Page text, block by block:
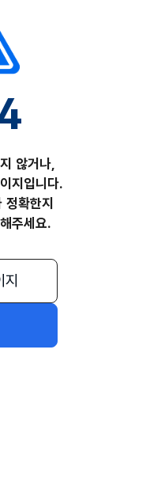
않거나,
지입니다.
정확한지
주세요.